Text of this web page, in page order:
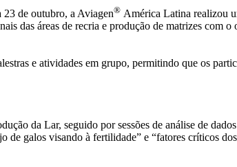
23 de outubro, a Aviagen® América Latina realizou
das áreas de recria e produção de matrizes com
e atividades em grupo, permitindo que os
da Lar, seguido por sessões de análise de
de galos visando à fertilidade” e “fatores críticos